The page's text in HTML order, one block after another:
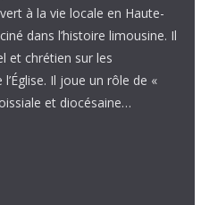
à la vie locale en Haute-
dans l’histoire limousine. Il
et chrétien sur les
Il joue un rôle de «
et diocésaine…